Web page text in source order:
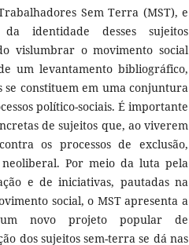
Sem Terra (MST), e
identidade desses sujeitos
vislumbrar o movimento social
um levantamento bibliográfico,
se constituem em uma conjuntura
político-sociais. É importante
de sujeitos que, ao viverem
os processos de exclusão,
Por meio da luta pela
e de iniciativas, pautadas na
social, o MST apresenta a
novo projeto popular de
dos sujeitos sem-terra se dá nas